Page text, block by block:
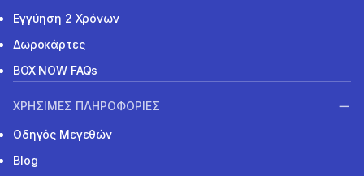
Εγγύηση 2 Χρόνων
Δωροκάρτες
BOX NOW FAQs
ΧΡΗΣΙΜΕΣ ΠΛΗΡΟΦΟΡΙΕΣ
Οδηγός Μεγεθών
Blog